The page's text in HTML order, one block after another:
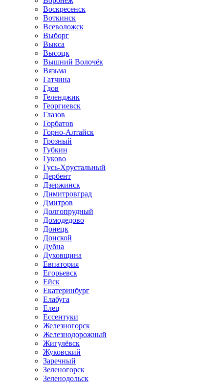
Воскресенск
Воткинск
Всеволожск
Выборг
Выкса
Высоцк
Вышний Волочёк
Вязьма
Гатчина
Гдов
Геленджик
Георгиевск
Глазов
Горбатов
Горно-Алтайск
Грозный
Губкин
Гуково
Гусь-Хрустальный
Дербент
Дзержинск
Димитровград
Дмитров
Долгопрудный
Домодедово
Донецк
Донской
Дубна
Духовщина
Евпатория
Егорьевск
Ейск
Екатеринбург
Елабуга
Елец
Ессентуки
Железногорск
Железнодорожный
Жигулёвск
Жуковский
Заречный
Зеленогорск
Зеленодольск